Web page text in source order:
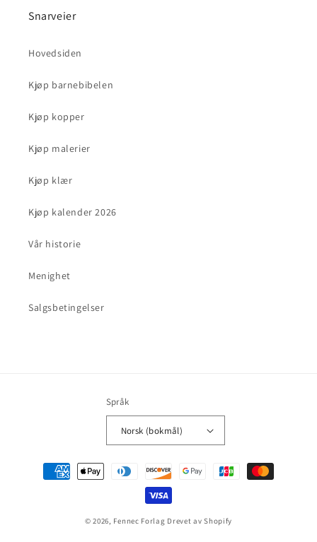
Snarveier
Hovedsiden
Kjøp barnebibelen
Kjøp kopper
Kjøp malerier
Kjøp klær
Kjøp kalender 2026
Vår historie
Menighet
Salgsbetingelser
Språk
Norsk (bokmål)
Betalingsmåter
© 2026, Fennec Forlag Drevet av Shopify